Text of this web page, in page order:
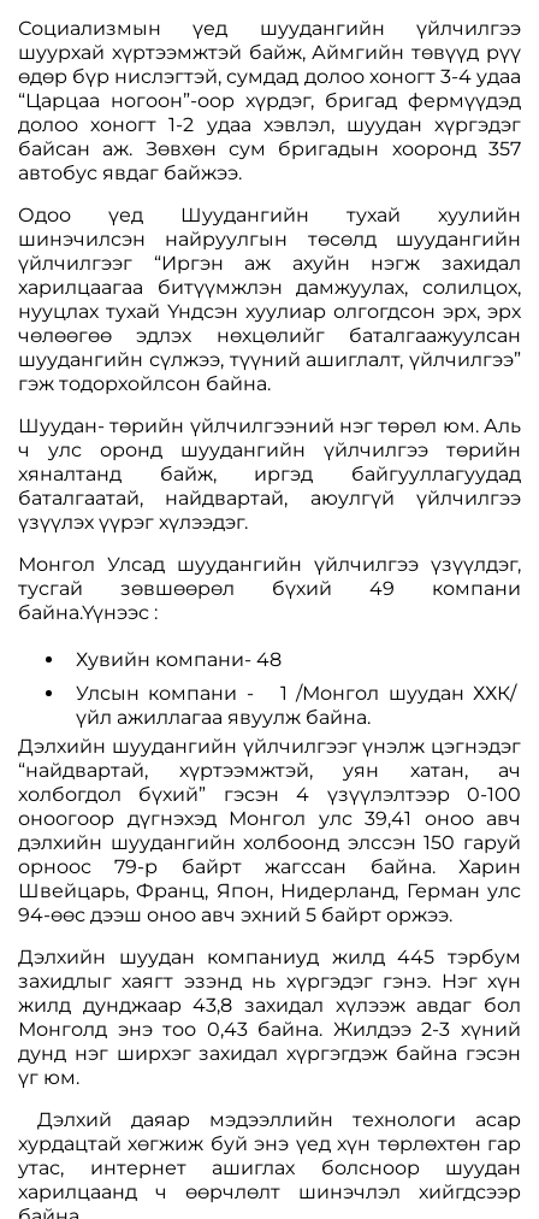
Социализмын үед шуудангийн үйлчилгээ
шуурхай хүртээмжтэй байж, Аймгийн төвүүд рүү
өдөр бүр нислэгтэй, сумдад долоо хоногт 3-4 удаа
“Царцаа ногоон”-оор хүрдэг, бригад фермүүдэд
долоо хоногт 1-2 удаа хэвлэл, шуудан хүргэдэг
байсан аж. Зөвхөн сум бригадын хооронд 357
автобус явдаг байжээ.
Одоо үед Шуудангийн тухай хуулийн
шинэчилсэн найруулгын төсөлд шуудангийн
үйлчилгээг “Иргэн аж ахуйн нэгж захидал
харилцаагаа битүүмжлэн дамжуулах, солилцох,
нууцлах тухай Үндсэн хуулиар олгогдсон эрх, эрх
чөлөөгөө эдлэх нөхцөлийг баталгаажуулсан
шуудангийн сүлжээ, түүний ашиглалт, үйлчилгээ”
гэж тодорхойлсон байна.
Шуудан- төрийн үйлчилгээний нэг төрөл юм. Аль
ч улс оронд шуудангийн үйлчилгээ төрийн
хяналтанд байж, иргэд байгууллагуудад
баталгаатай, найдвартай, аюулгүй үйлчилгээ
үзүүлэх үүрэг хүлээдэг.
Монгол Улсад шуудангийн үйлчилгээ үзүүлдэг,
тусгай зөвшөөрөл бүхий 49 компани
байна.Үүнээс :
Хувийн компани- 48
Улсын компани - 1 /Монгол шуудан ХХК/
үйл ажиллагаа явуулж байна.
Дэлхийн шуудангийн үйлчилгээг үнэлж цэгнэдэг
“найдвартай, хүртээмжтэй, уян хатан, ач
холбогдол бүхий” гэсэн 4 үзүүлэлтээр 0-100
оноогоор дүгнэхэд Монгол улс 39,41 оноо авч
дэлхийн шуудангийн холбоонд элссэн 150 гаруй
орноос 79-р байрт жагссан байна. Харин
Швейцарь, Франц, Япон, Нидерланд, Герман улс
94-өөс дээш оноо авч эхний 5 байрт оржээ.
Дэлхийн шуудан компаниуд жилд 445 тэрбум
захидлыг хаягт эзэнд нь хүргэдэг гэнэ. Нэг хүн
жилд дунджаар 43,8 захидал хүлээж авдаг бол
Монголд энэ тоо 0,43 байна. Жилдээ 2-3 хүний
дунд нэг ширхэг захидал хүргэгдэж байна гэсэн
үг юм.
Дэлхий даяар мэдээллийн технологи асар
хурдацтай хөгжиж буй энэ үед хүн төрлөхтөн гар
утас, интернет ашиглах болсноор шуудан
харилцаанд ч өөрчлөлт шинэчлэл хийгдсээр